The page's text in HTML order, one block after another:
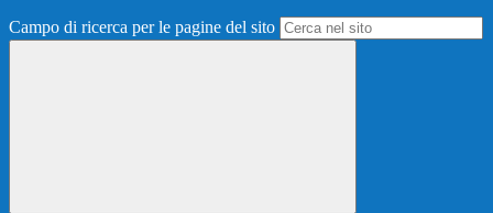
Campo di ricerca per le pagine del sito